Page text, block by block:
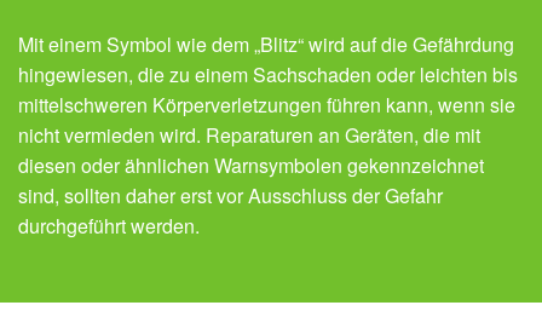
Mit einem Symbol wie dem „Blitz“ wird auf die Gefährdung
hingewiesen, die zu einem Sachschaden oder leichten bis
mittelschweren Körperverletzungen führen kann, wenn sie
nicht vermieden wird. Reparaturen an Geräten, die mit
diesen oder ähnlichen Warnsymbolen gekennzeichnet
sind, sollten daher erst vor Ausschluss der Gefahr
durchgeführt werden.